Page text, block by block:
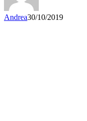
Andrea30/10/2019